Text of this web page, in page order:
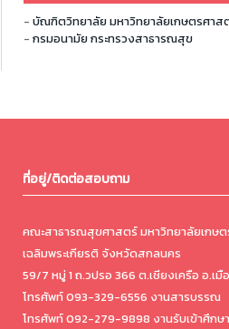
- บัณฑิตวิทยาลัย มหาวิทยาลัยเกษตรศาส
- กรมอนามัย กระทรวงสาธารณสุข
ที่อยู่/ติดต่อสอบถาม
คณะสาธารณสุขศาสตร์ มหาวิทยาลัยเกษต
เฉลิมพระเกียรติ จังหวัดสกลนคร
59/7 หมู่ 1 ถ.วปรอ 366 ต.เชียงเครือ อ.เ
โทรศัพท์ 093-329-6556 งานสารบรรณ
โทรศัพท์ 092-279-9898 งานรับเข้าศึก